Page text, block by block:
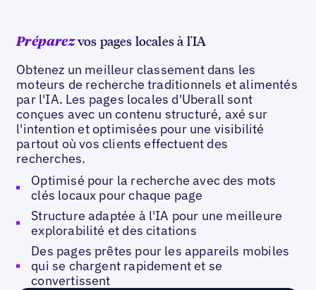
Préparezvos pages locales à l'IA
Obtenez un meilleur classement dans les
moteurs de recherche traditionnels et alimentés
par l'IA. Les pages locales d'Uberall sont
conçues avec un contenu structuré, axé sur
l'intention et optimisées pour une visibilité
partout où vos clients effectuent des
recherches.
Optimisé pour la recherche avec des mots
clés locaux pour chaque page
Structure adaptée à l'IA pour une meilleure
explorabilité et des citations
Des pages prêtes pour les appareils mobiles
qui se chargent rapidement et se
convertissent